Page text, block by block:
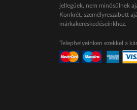
jellegűek, nem minősülnek
Konkrét, személyreszabott
márkakereskedéseinkhez.
Telephelyeinken ezekkel a